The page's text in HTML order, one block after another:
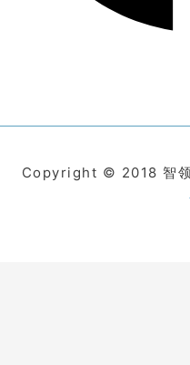
Copyright © 2018 智